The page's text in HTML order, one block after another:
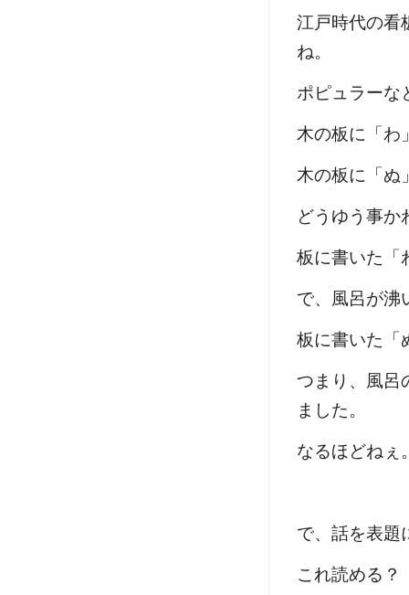
江戸時代の看
ね。
ポピュラーな
木の板に「わ
木の板に「ぬ
どうゆう事か
板に書いた
で、風呂が沸
板に書いた
つまり、風呂
ました。
なるほどねぇ
で、話を表題
これ読める？